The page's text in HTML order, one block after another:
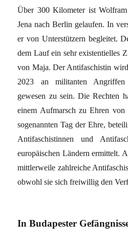
Über 300 Kilometer ist
Jena nach Berlin gelaufen. In
er von Unterstützern begleitet.
dem Lauf ein sehr existentielles
von Maja. Der Antifaschistin
2023 an militanten
gewesen zu sein. Die Rechten
einem Aufmarsch zu Ehren von
sogenannten Tag der Ehre,
Antifaschistinnen und
europäischen Ländern ermittelt.
mittlerweile zahlreiche
obwohl sie sich freiwillig den
In Budapester